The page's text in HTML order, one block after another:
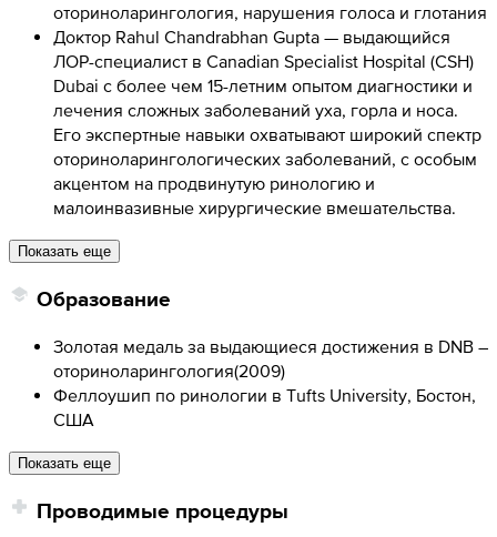
оториноларингология, нарушения голоса и глотания
Доктор Rahul Chandrabhan Gupta — выдающийся
ЛОР-специалист в Canadian Specialist Hospital (CSH)
Dubai с более чем 15-летним опытом диагностики и
лечения сложных заболеваний уха, горла и носа.
Его экспертные навыки охватывают широкий спектр
оториноларингологических заболеваний, с особым
акцентом на продвинутую ринологию и
малоинвазивные хирургические вмешательства.
Показать еще
Образование
Золотая медаль за выдающиеся достижения в DNB –
оториноларингология(2009)
Феллоушип по ринологии в Tufts University, Бостон,
США
Показать еще
Проводимые процедуры